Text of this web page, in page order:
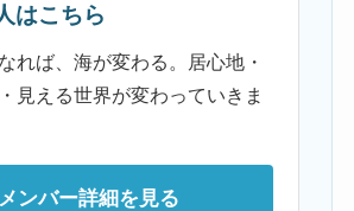
はこちら
れば、海が変わる。居心地・
見える世界が変わっていきま
メンバー詳細を見る